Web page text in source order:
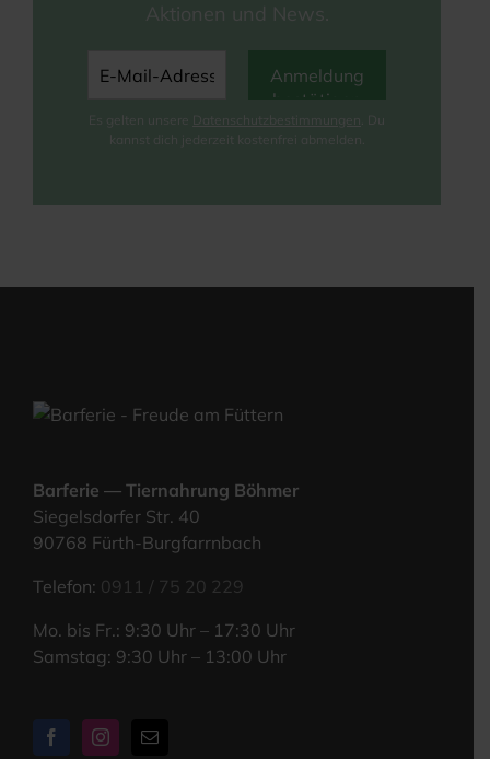
Aktio­nen und News.
Es gel­ten unse­re Daten­schutz­be­stim­mun­gen . Du
kannst dich jeder­zeit kos­ten­frei abmelden.
Bar­fe­rie — Tier­nah­rung Böhmer
Sie­gels­dor­fer Str. 40
90768 Fürth-Burgfarrnbach
Tele­fon: 0911 / 75 20 229
Mo. bis Fr.: 9:30 Uhr – 17:30 Uhr
Sams­tag: 9:30 Uhr – 13:00 Uhr